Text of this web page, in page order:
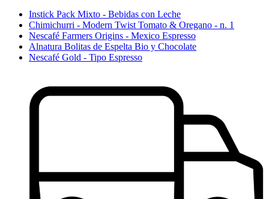
Instick Pack Mixto - Bebidas con Leche
Chimichurri - Modern Twist Tomato & Oregano - n. 1
Nescafé Farmers Origins - Mexico Espresso
Alnatura Bolitas de Espelta Bio y Chocolate
Nescafé Gold - Tipo Espresso